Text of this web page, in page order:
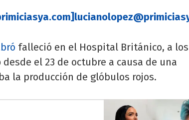
]
falleció en el Hospital Británico, a los
el 23 de octubre a causa de una
la producción de glóbulos rojos.